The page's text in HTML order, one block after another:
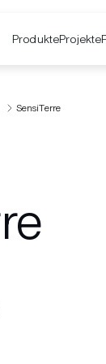
ProdukteProjekte
SensiTerre